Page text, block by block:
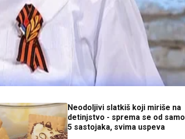
Neodoljivi slatkiš koji miriše na
detinjstvo - sprema se od samo
5 sastojaka, svima uspeva